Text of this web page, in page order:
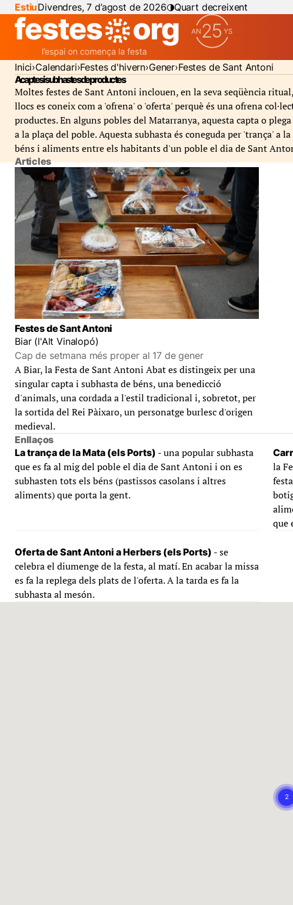
EstiuDivendres, 7 d’agost de 2026 Quart decreixent
Inici Calendari Festes d'hivern Gener Festes de Sant Antoni
Acaptes i subhastes de productes
Moltes festes de Sant Antoni inclouen, en la seva seqüència
llocs es coneix com a 'ofrena' o 'oferta' perquè és una ofrena
productes. En alguns pobles del Matarranya, aquesta capta o
a la plaça del poble. Aquesta subhasta és coneguda per 'trança'
béns i aliments entre els habitants d'un poble el dia de Sant
Articles
Festes de Sant Antoni
Biar (l'Alt Vinalopó)
Cap de setmana més proper al 17 de gener
A Biar, la Festa de Sant Antoni Abat es distingeix per una
singular capta i subhasta de béns, una benedicció
d'animals, una cordada a l'estil tradicional i, sobretot, per
la sortida del Rei Pàixaro, un personatge burlesc d'origen
medieval.
Enllaços
La trança de la Mata (els Ports) - una popular subhasta
que es fa al mig del poble el dia de Sant Antoni i on es
subhasten tots els béns (pastissos casolans i altres
aliments) que porta la gent.
la
que
Oferta de Sant Antoni a Herbers (els Ports) - se
celebra el diumenge de la festa, al matí. En acabar la missa
es fa la replega dels plats de l'oferta. A la tarda es fa la
subhasta al mesón.